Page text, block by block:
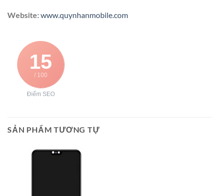
Website:www.quynhanmobile.com
15
/ 100
Điểm SEO
SẢN PHẨM TƯƠNG TỰ